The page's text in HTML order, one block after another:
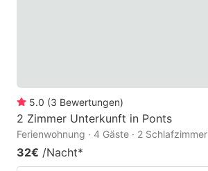
5.0 (3 Bewertungen)
2 Zimmer Unterkunft in Ponts
Ferienwohnung · 4 Gäste · 2 Schlafzimmer
32€ /Nacht*